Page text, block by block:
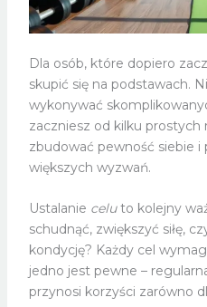
Dla osób, które dopiero
skupić się na podstawach.
wykonywać
zaczniesz od kilku
zbudować pewność siebie i
większych wyzwań.
Ustalanie celuto kolejny
schudnąć, zwiększyć siłę,
kondycję? Każdy cel
jedno jest pewne –
przynosi korzyści zarówno